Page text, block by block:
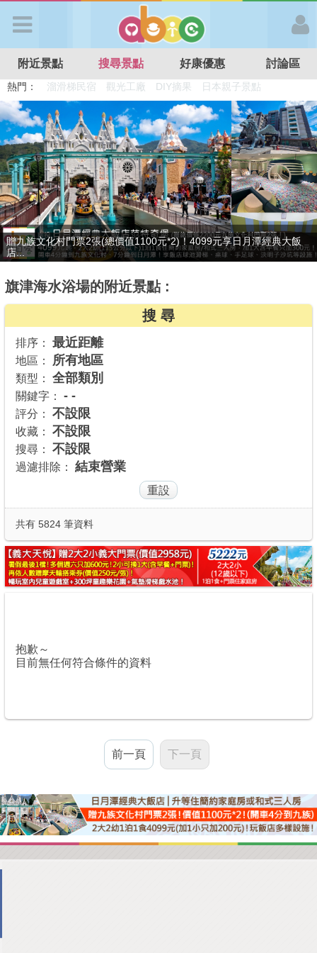
APP登入
首 頁
搜尋景點
好康優惠
最新消息
最新留言
商家合作
推薦景點
討論區
APP下載
附近景點 搜尋景點 好康優惠 討論區
熱門： 溜滑梯民宿 觀光工廠 DIY摘果
日本親子景點
特色遊戲場
親子住房優惠 台北親子餐廳 溫泉泡湯SPA
只賣4天，要訂要快！捷絲旅-宜蘭礁溪館3099元起享2大1幼1泊1食住
雙人...
贈九族文化村門票2張(總價值1100元*2)！4099元享日月潭經典大飯
店...
旗津海水浴場的附近景點 :
搜 尋
排序： 最近距離
地區： 所有地區
類型： 全部類別
關鍵字： - -
評分： 不設限
收藏： 不設限
搜尋： 不設限
過濾排除： 結束營業
共有 5824 筆資料
抱歉～
目前無任何符合條件的資料
前一頁 下一頁